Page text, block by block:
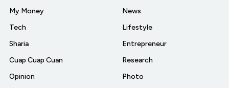
My Money
Tech
Sharia
Cuap Cuap Cuan
Opinion
News
Lifestyle
Entrepreneur
Research
Photo